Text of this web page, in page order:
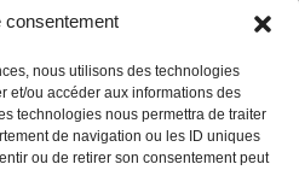
consentement
nous utilisons des technologies
et/ou accéder aux informations des
technologies nous permettra de traiter
de navigation ou les ID uniques
ou de retirer son consentement peut
des articles
dans la Presse
moi